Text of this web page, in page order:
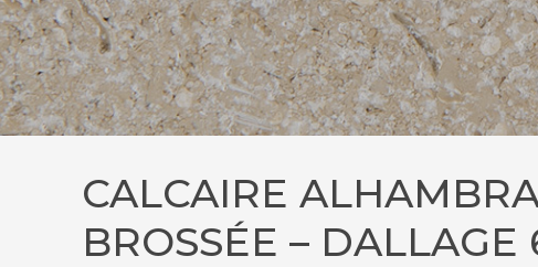
CALCAIRE
BROSSÉE – DALLAGE